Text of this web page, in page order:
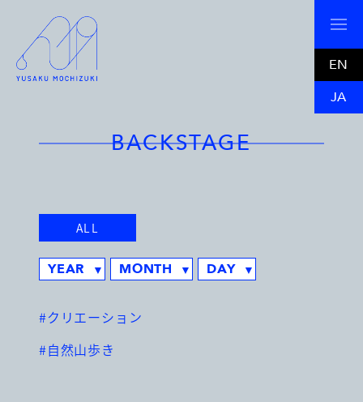
EN
JA
BACKSTAGE
ALL
#クリエーション
#自然山歩き